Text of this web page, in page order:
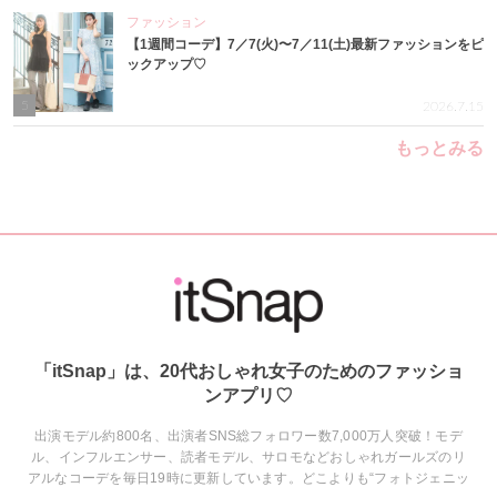
ファッション
【1週間コーデ】7／7(火)〜7／11(土)最新ファッションをピ
ックアップ♡
2026.7.15
もっとみる
「itSnap」は、20代おしゃれ女子のためのファッショ
ンアプリ♡
出演モデル約800名、出演者SNS総フォロワー数7,000万人突破！モデ
ル、インフルエンサー、読者モデル、サロモなどおしゃれガールズのリ
アルなコーデを毎日19時に更新しています。どこよりも“フォトジェニッ